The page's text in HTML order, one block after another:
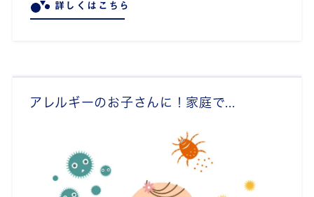
詳しくはこちら
アレルギーのお子さんに！家庭で...